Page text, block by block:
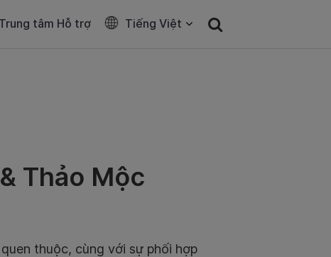
Trung tâm Hỗ trợ Tiếng Việt
Thảo Mộc
thuộc, cùng với sự phối hợp